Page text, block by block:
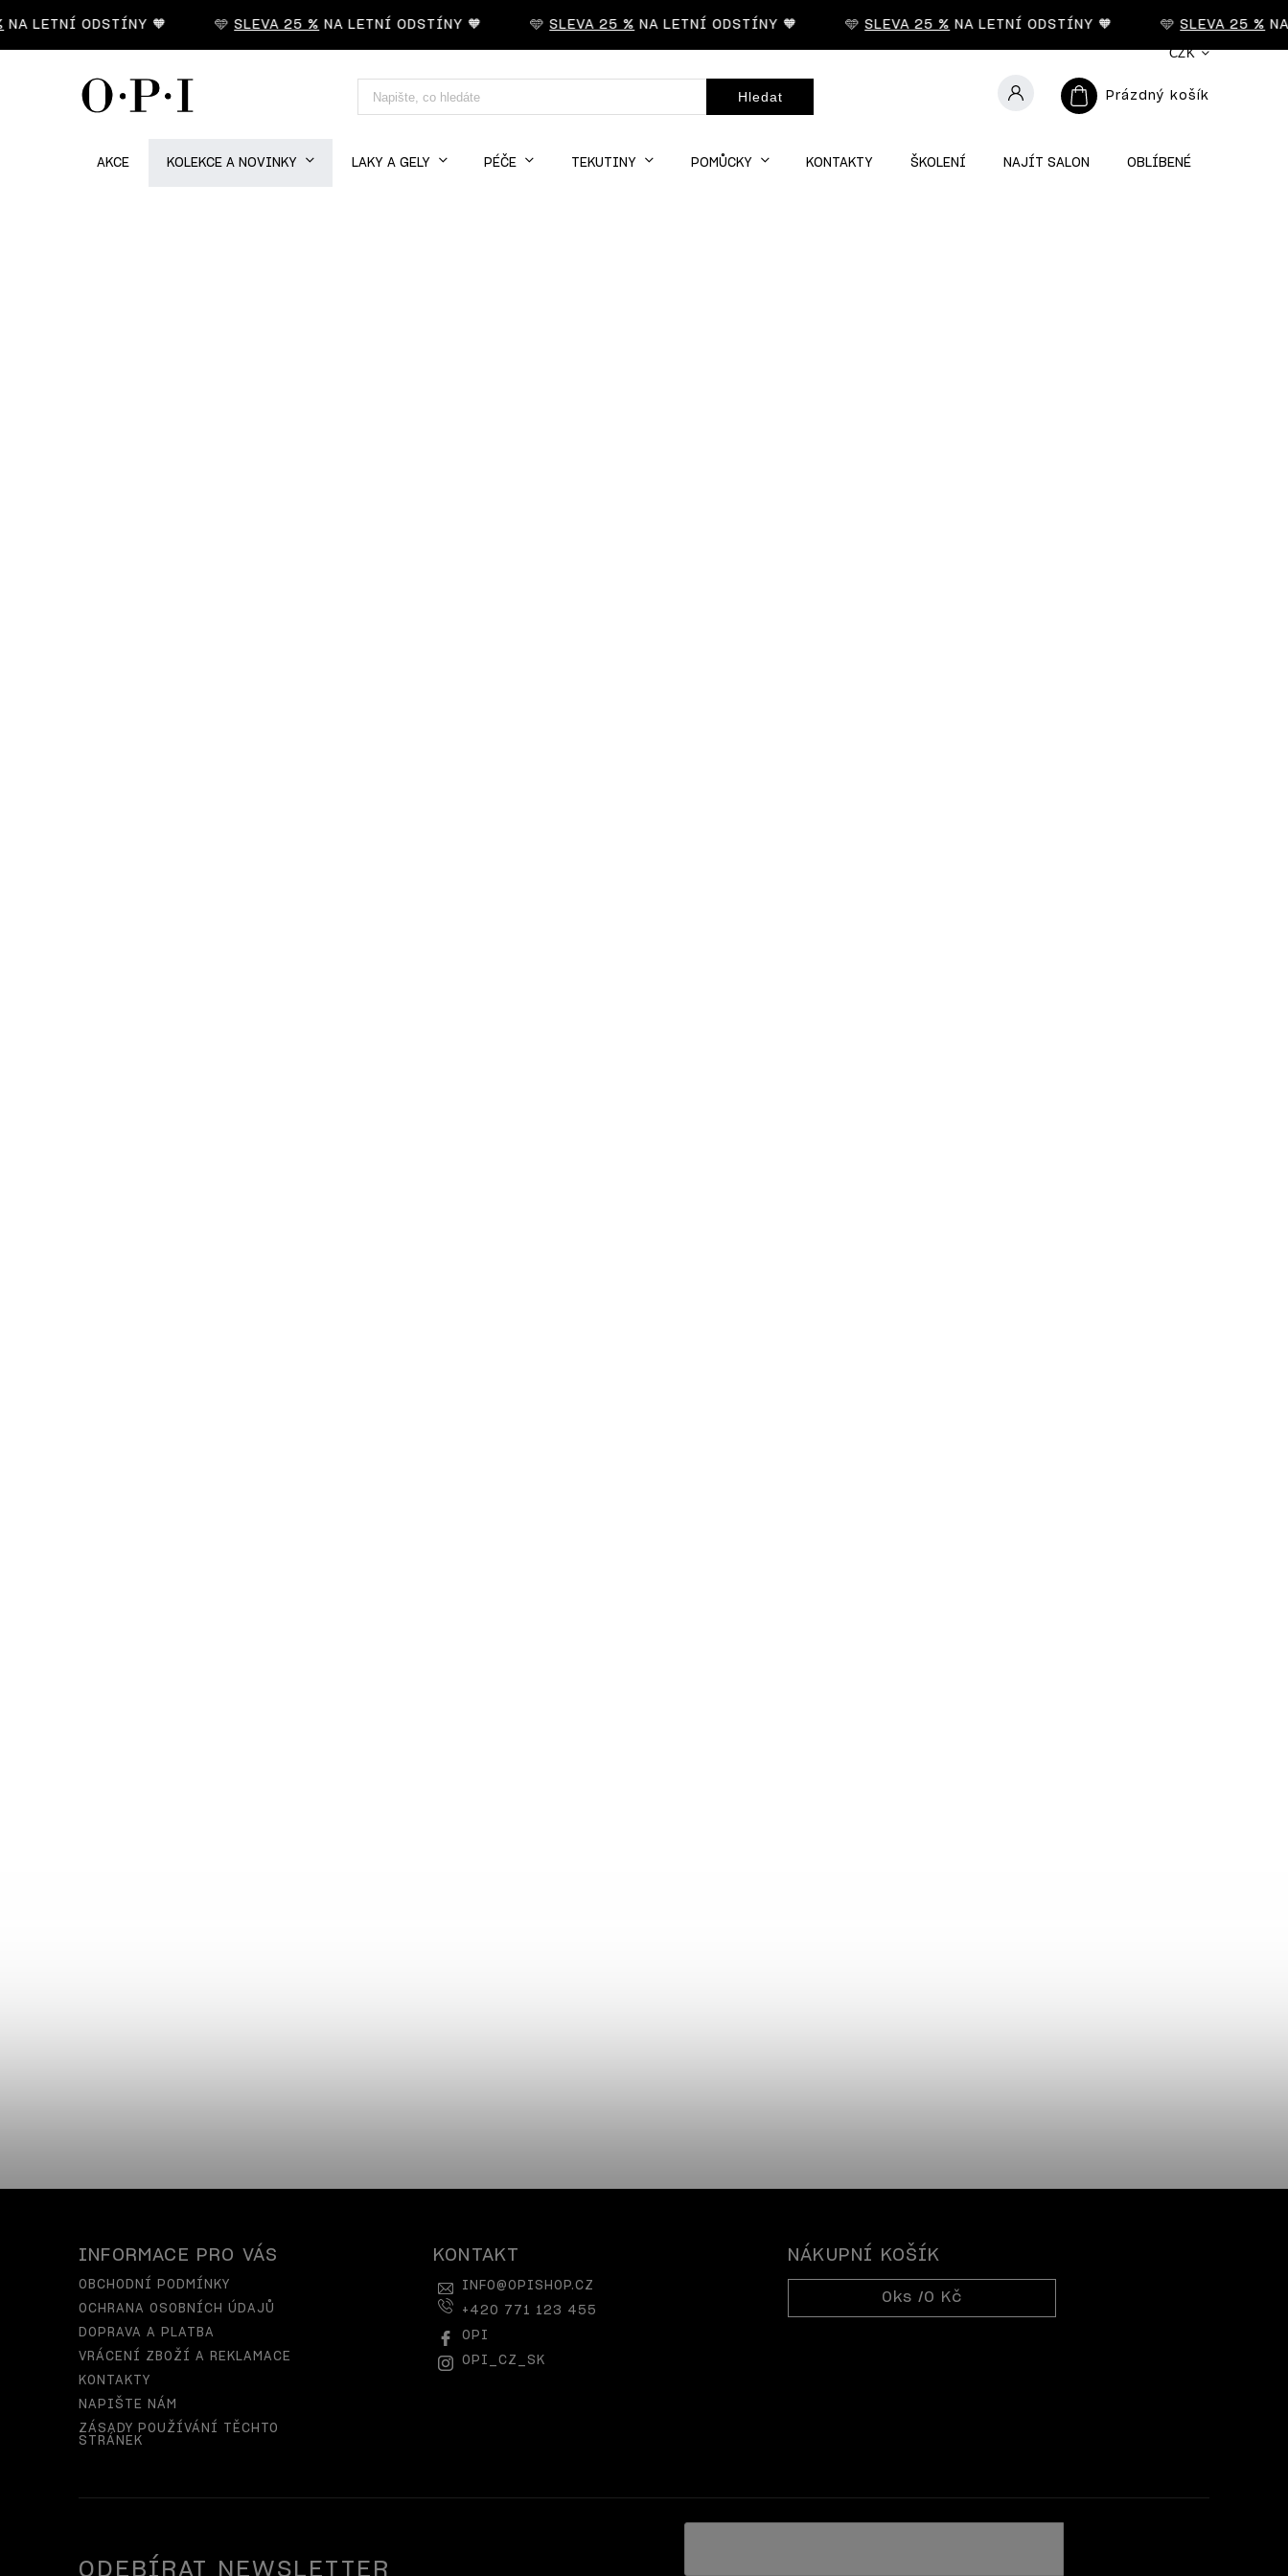
LETNÍ ODSTÍNY 🧡 🩵SLEVA 25 % NA LETNÍ ODSTÍNY 🧡 🩵SLEVA 25 % NA LETNÍ ODSTÍNY 🧡 🩵SLEVA 25 % NA LETNÍ ODSTÍNY 🧡 🩵SLEVA 25 % NA
CZK
Hledat Prázdný košík
AKCE KOLEKCE A NOVINKY LAKY A GELY PÉČE TEKUTINY POMŮCKY KONTAKTY ŠKOLENÍ NAJÍT SALON OBLÍBENÉ
INFORMACE PRO VÁS
OBCHODNÍ PODMÍNKY
OCHRANA OSOBNÍCH ÚDAJŮ
DOPRAVA A PLATBA
VRÁCENÍ ZBOŽÍ A REKLAMACE
KONTAKTY
NAPIŠTE NÁM
ZÁSADY POUŽÍVÁNÍ TĚCHTO
STRÁNEK
KONTAKT
INFO@OPISHOP.CZ
+420 771 123 455
OPI
OPI_CZ_SK
NÁKUPNÍ KOŠÍK
0 ks /0 Kč
ODEBÍRAT NEWSLETTER